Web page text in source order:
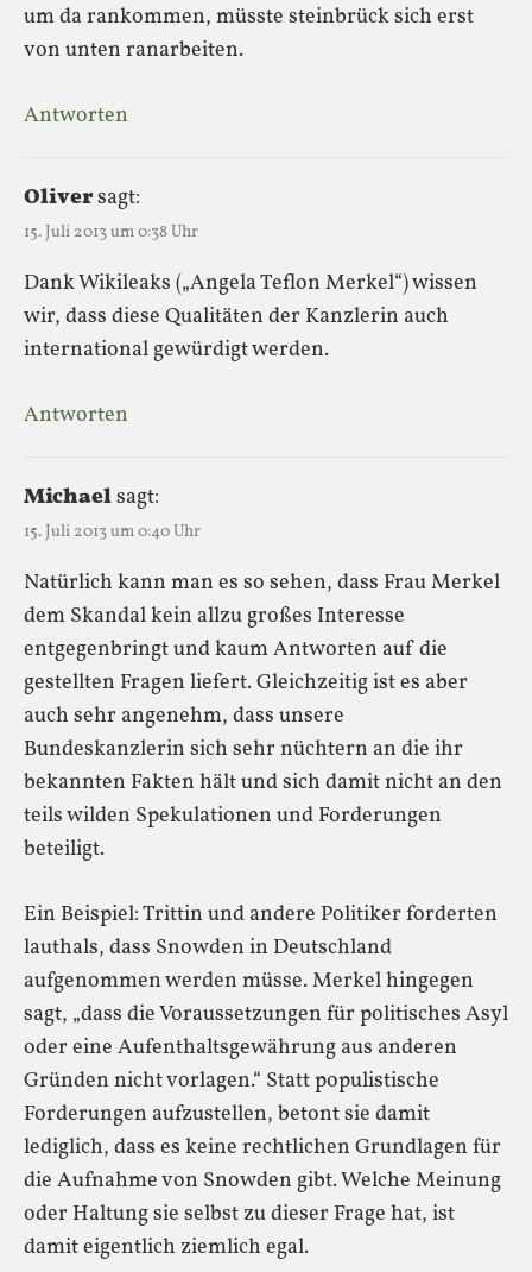
um da rankommen, müsste steinbrück sich erst
von unten ranarbeiten.
Antworten
Oliversagt:
15. Juli 2013 um 0:38 Uhr
Dank Wikileaks („Angela Teflon Merkel“) wissen
wir, dass diese Qualitäten der Kanzlerin auch
international gewürdigt werden.
Antworten
Michaelsagt:
15. Juli 2013 um 0:40 Uhr
Natürlich kann man es so sehen, dass Frau Merkel
dem Skandal kein allzu großes Interesse
entgegenbringt und kaum Antworten auf die
gestellten Fragen liefert. Gleichzeitig ist es aber
auch sehr angenehm, dass unsere
Bundeskanzlerin sich sehr nüchtern an die ihr
bekannten Fakten hält und sich damit nicht an den
teils wilden Spekulationen und Forderungen
beteiligt.
Ein Beispiel: Trittin und andere Politiker forderten
lauthals, dass Snowden in Deutschland
aufgenommen werden müsse. Merkel hingegen
sagt, „dass die Voraussetzungen für politisches Asyl
oder eine Aufenthaltsgewährung aus anderen
Gründen nicht vorlagen.“ Statt populistische
Forderungen aufzustellen, betont sie damit
lediglich, dass es keine rechtlichen Grundlagen für
die Aufnahme von Snowden gibt. Welche Meinung
oder Haltung sie selbst zu dieser Frage hat, ist
damit eigentlich ziemlich egal.